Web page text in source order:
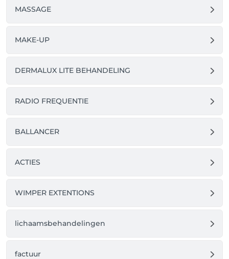
MASSAGE
MAKE-UP
DERMALUX LITE BEHANDELING
RADIO FREQUENTIE
BALLANCER
ACTIES
WIMPER EXTENTIONS
lichaamsbehandelingen
factuur